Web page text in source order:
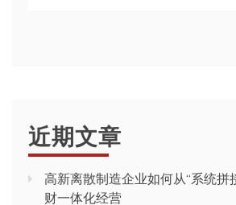
近期文章
高新离散制造企业如何从“系统拼
财一体化经营